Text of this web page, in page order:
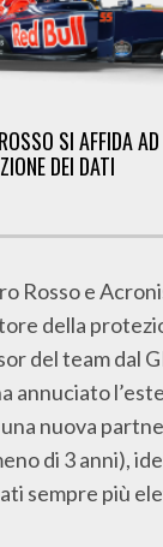
SI AFFIDA
DEI DATI
Rosso e
della
del team dal
annuciato
nuova
di 3 anni),
sempre più